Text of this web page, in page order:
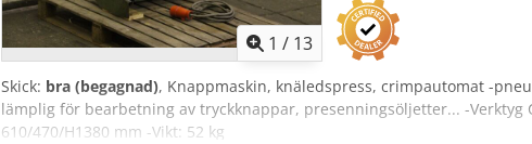
1 / 13
Skick: bra (begagnad), Knappmaskin, knäledspress, crimpautomat -
lämplig för bearbetning av tryckknappar, presenningsöljetter... -Verktyg
610/470/H1380 mm -Vikt: 52 kg